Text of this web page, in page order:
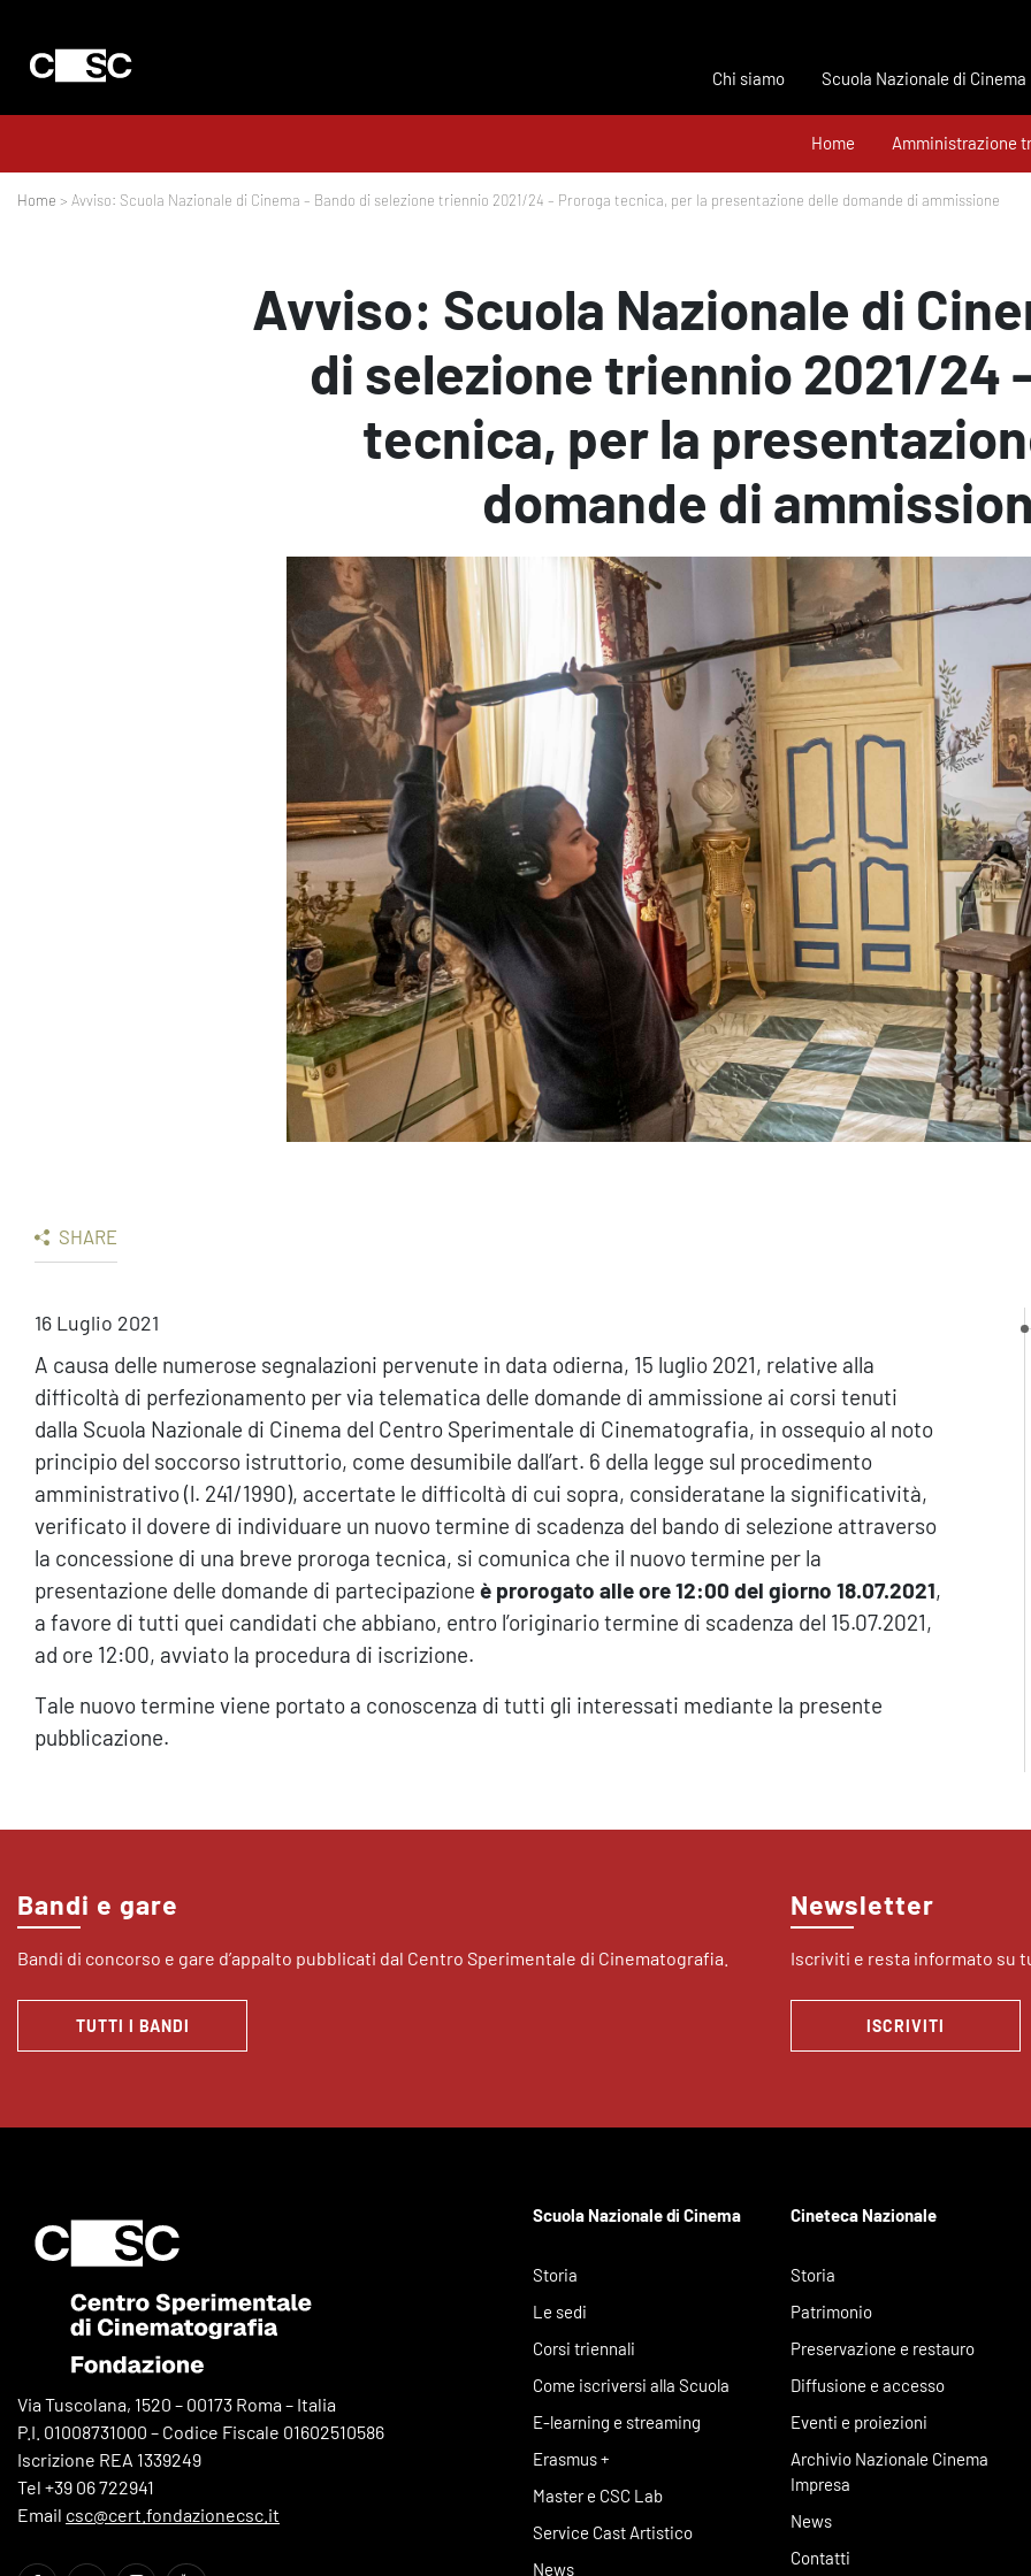
Chi siamo Scuola Nazionale di Cinema
Home Amministrazione
Home > Avviso: Scuola Nazionale di Cinema – Bando di selezione triennio 2021/24 – Proroga tecnica, per la presentazione delle domande di ammissione
Avviso: Scuola Nazionale di
di selezione triennio 2021/24
tecnica, per la
domande di
SHARE
16 Luglio 2021
A causa delle numerose segnalazioni pervenute in data odierna, 15 luglio 2021, relative alla
difficoltà di perfezionamento per via telematica delle domande di ammissione ai corsi tenuti
dalla Scuola Nazionale di Cinema del Centro Sperimentale di Cinematografia, in ossequio al noto
principio del soccorso istruttorio, come desumibile dall’art. 6 della legge sul procedimento
amministrativo (l. 241/1990), accertate le difficoltà di cui sopra, consideratane la significatività,
verificato il dovere di individuare un nuovo termine di scadenza del bando di selezione attraverso
la concessione di una breve proroga tecnica, si comunica che il nuovo termine per la
presentazione delle domande di partecipazione è prorogato alle ore 12:00 del giorno 18.07.2021,
a favore di tutti quei candidati che abbiano, entro l’originario termine di scadenza del 15.07.2021,
ad ore 12:00, avviato la procedura di iscrizione.
Tale nuovo termine viene portato a conoscenza di tutti gli interessati mediante la presente
pubblicazione.
Bandi e gare
Bandi di concorso e gare d’appalto pubblicati dal Centro Sperimentale di Cinematografia.
TUTTI I BANDI
Newsletter
Iscriviti e resta informato su
ISCRIVITI
Via Tuscolana, 1520 – 00173 Roma – Italia
P.I. 01008731000 – Codice Fiscale 01602510586
Iscrizione REA 1339249
Tel +39 06 722941
Email csc@cert.fondazionecsc.it
Scuola Nazionale di Cinema
Storia
Le sedi
Corsi triennali
Come iscriversi alla Scuola
E-learning e streaming
Erasmus +
Master e CSC Lab
Service Cast Artistico
News
Cineteca Nazionale
Storia
Patrimonio
Preservazione e restauro
Diffusione e accesso
Eventi e proiezioni
Archivio Nazionale Cinema
Impresa
News
Contatti